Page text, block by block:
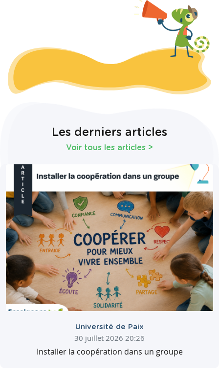
Les derniers articles
Voir tous les articles >
Université de Paix
30 juillet 2026 20:26
Installer la coopération dans un groupe